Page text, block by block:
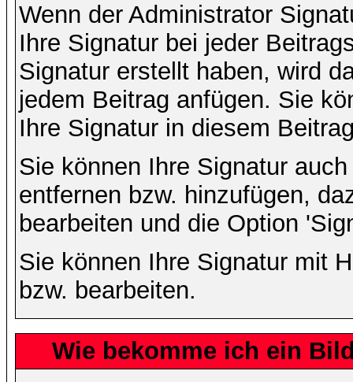
Wenn der Administrator
Ihre Signatur bei jeder
Signatur erstellt haben, wird
jedem Beitrag anfügen. Sie
Ihre Signatur in diesem
Sie können Ihre Signatur
entfernen bzw. hinzufügen,
bearbeiten und die Option
Sie können Ihre Signatur mit
bzw. bearbeiten.
Wie bekomme ich ein